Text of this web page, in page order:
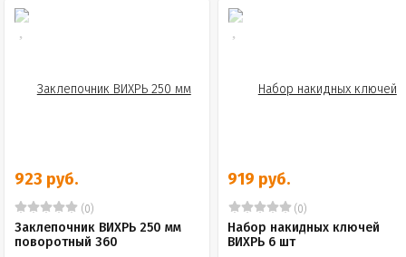
923 руб.
(0)
Заклепочник ВИХРЬ 250 мм
поворотный 360
919 руб.
(0)
Набор накидных ключей
ВИХРЬ 6 шт